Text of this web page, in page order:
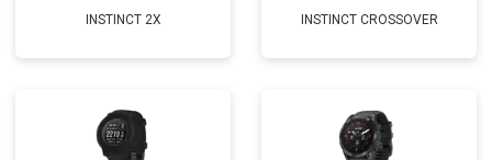
INSTINCT 2X INSTINCT CROSSOVER